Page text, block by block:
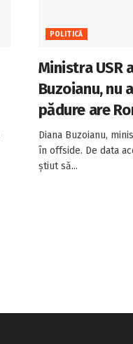
POLITICĂ
Ministra USR
Buzoianu, nu
pădure are
Diana Buzoianu,
în offside. De data
știut să...